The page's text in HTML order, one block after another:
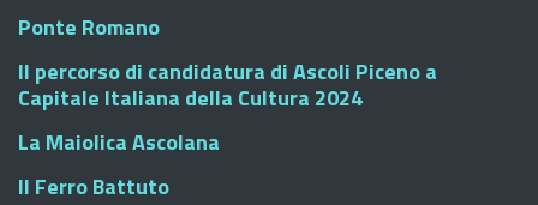
Ponte Romano
Il percorso di candidatura di Ascoli Piceno a
Capitale Italiana della Cultura 2024
La Maiolica Ascolana
Il Ferro Battuto